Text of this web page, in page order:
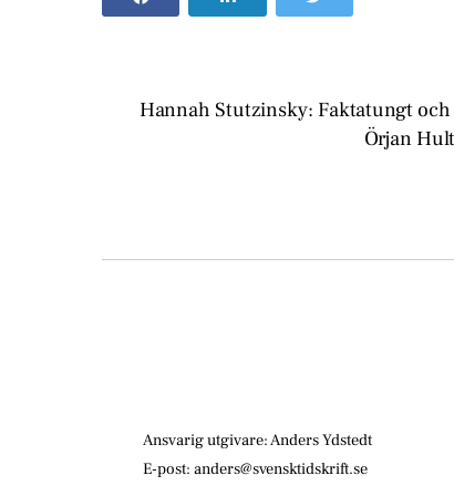
Hannah Stutzinsky: Faktatungt
Örjan
Ansvarig utgivare: Anders Ydstedt
E-post: anders@svensktidskrift.se